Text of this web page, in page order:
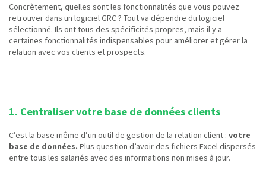
Concrètement, quelles sont les fonctionnalités que vous pouvez
retrouver dans un logiciel GRC ? Tout va dépendre du logiciel
sélectionné. Ils ont tous des spécificités propres, mais il y a
certaines fonctionnalités indispensables pour améliorer et gérer la
relation avec vos clients et prospects.
1. Centraliser votre base de données clients
C’est la base même d’un outil de gestion de la relation client : votre
base de données. Plus question d’avoir des fichiers Excel dispersés
entre tous les salariés avec des informations non mises à jour.